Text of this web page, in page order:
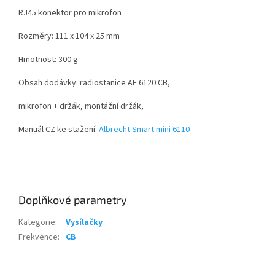
RJ45 konektor pro mikrofon
Rozměry: 111 x 104 x 25 mm
Hmotnost: 300 g
Obsah dodávky: radiostanice AE 6120 CB,
mikrofon + držák, montážní držák,
Manuál CZ ke stažení: Albrecht Smart mini 6110
Doplňkové parametry
Kategorie:
Vysílačky
Frekvence: CB